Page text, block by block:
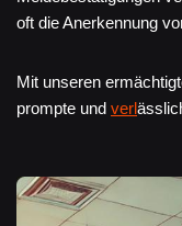
oft die Anerkennung
Mit unseren
prompte und verl